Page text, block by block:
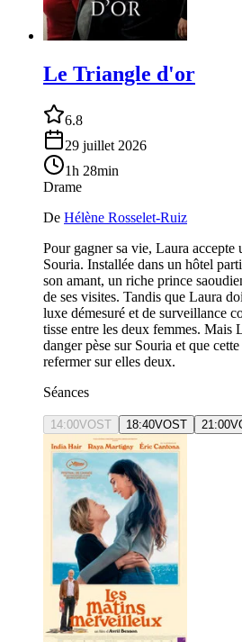
Le Triangle d'or
6.8
29 juillet 2026
1h 28min
Drame
De Hélène Rosselet-Ruiz
Pour gagner sa vie, Laura accepte
Souria. Installée dans un hôtel
son amant, un riche prince
de ses visites. Tandis que Laura
luxe démesuré et de surveillance
tisse entre les deux femmes. Mais
danger pèse sur Souria et que
refermer sur elles deux.
Séances
14:00VOST 18:40VOST 21:00